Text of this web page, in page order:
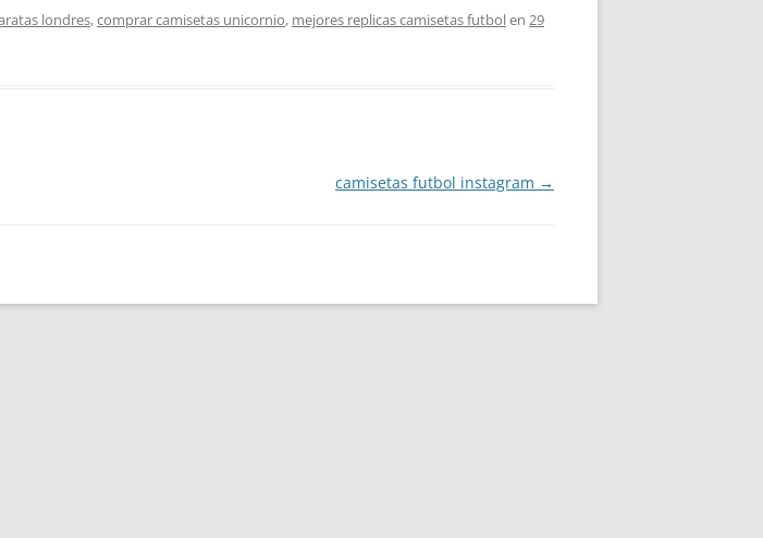
londres,comprar camisetas unicornio, mejores replicas camisetas futbolen 29
camisetas futbol instagram →